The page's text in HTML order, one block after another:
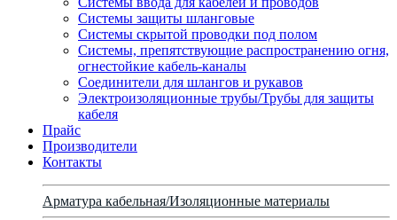
Системы защиты шланговые
Системы скрытой проводки под полом
Системы, препятствующие распространению огня,
огнестойкие кабель-каналы
Соединители для шлангов и рукавов
Электроизоляционные трубы/Трубы для защиты
кабеля
Прайс
Производители
Контакты
Арматура кабельная/Изоляционные материалы